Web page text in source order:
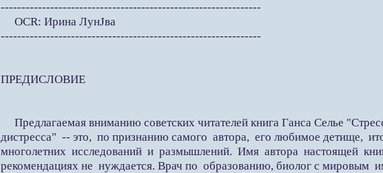
---------------------------------------------------------------
OCR: Ирина ЛунЈва
---------------------------------------------------------------
ПРЕДИСЛОВИЕ
Предлагаемая вниманию советских читателей книга Ганса Селье
дистресса" -- это, по признанию самого автора, его любимое детище,
многолетних исследований и размышлений. Имя автора настоящей
рекомендациях не нуждается. Врач по образованию, биолог с мировым